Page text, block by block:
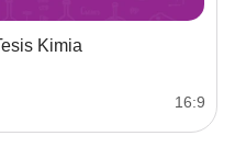
Kimia
16:9